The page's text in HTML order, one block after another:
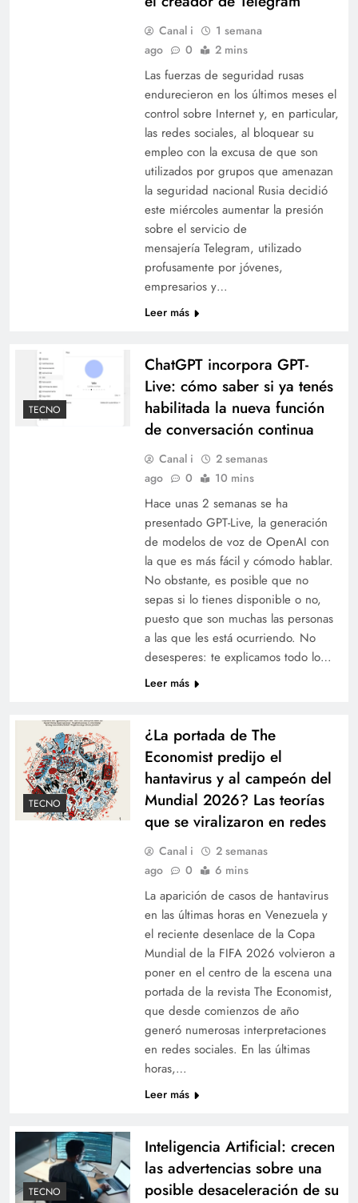
Canal i
1 semana
ago
0 2 mins
Las fuerzas de seguridad rusas
endurecieron en los últimos meses el
control sobre Internet y, en particular,
las redes sociales, al bloquear su
empleo con la excusa de que son
utilizados por grupos que amenazan
la seguridad nacional Rusia decidió
este miércoles aumentar la presión
sobre el servicio de
mensajería Telegram, utilizado
profusamente por jóvenes,
empresarios y…
Leer más
TECNO
ChatGPT incorpora GPT-
Live: cómo saber si ya tenés
habilitada la nueva función
de conversación continua
Canal i
2 semanas
ago
0 10 mins
Hace unas 2 semanas se ha
presentado GPT-Live, la generación
de modelos de voz de OpenAI con
la que es más fácil y cómodo hablar.
No obstante, es posible que no
sepas si lo tienes disponible o no,
puesto que son muchas las personas
a las que les está ocurriendo. No
desesperes: te explicamos todo lo…
Leer más
TECNO
¿La portada de The
Economist predijo el
hantavirus y al campeón del
Mundial 2026? Las teorías
que se viralizaron en redes
Canal i
2 semanas
ago
0 6 mins
La aparición de casos de hantavirus
en las últimas horas en Venezuela y
el reciente desenlace de la Copa
Mundial de la FIFA 2026 volvieron a
poner en el centro de la escena una
portada de la revista The Economist,
que desde comienzos de año
generó numerosas interpretaciones
en redes sociales. En las últimas
horas,…
Leer más
TECNO
Inteligencia Artificial: crecen
las advertencias sobre una
posible desaceleración de su